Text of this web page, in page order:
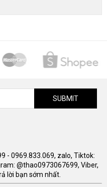
SUBMIT
- 0969.833.069, zalo, Tiktok:
@thao0973067699, Viber,
lời bạn sớm nhất.